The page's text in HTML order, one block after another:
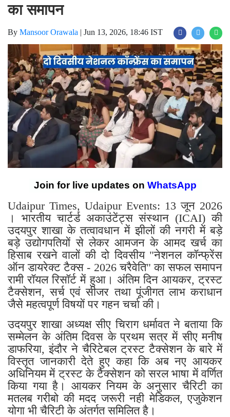
का समापन
By Mansoor Orawala | Jun 13, 2026, 18:46 IST
Join for live updates on WhatsApp
Udaipur Times, Udaipur Events: 13 जून 2026
। भारतीय चार्टर्ड अकाउंटेंट्स संस्थान (ICAI) की
उदयपुर शाखा के तत्वावधान में झीलों की नगरी में बड़े
बड़े उद्योगपतियों से लेकर आमजन के आमद खर्च का
हिसाब रखने वालों की दो दिवसीय "नेशनल कॉन्फ्रेंस
ऑन डायरेक्ट टैक्स - 2026 चरैवेति" का सफल समापन
रामी रॉयल रिसॉर्ट में हुआ। अंतिम दिन आयकर, ट्रस्ट
टैक्सेशन, सर्च एवं सीजर तथा पूंजीगत लाभ कराधान
जैसे महत्वपूर्ण विषयों पर गहन चर्चा की।
उदयपुर शाखा अध्यक्ष सीए चिराग धर्मावत ने बताया कि
सम्मेलन के अंतिम दिवस के प्रथम सत्र में सीए मनीष
डाफरिया, इंदौर ने चैरिटेबल ट्रस्ट टैक्सेशन के बारे में
विस्तृत जानकारी देते हुए कहा कि अब नए आयकर
अधिनियम में ट्रस्ट के टैक्सेशन को सरल भाषा में वर्णित
किया गया है। आयकर नियम के अनुसार चैरिटी का
मतलब गरीबो की मदद जरूरी नही मेडिकल, एजुकेशन
योगा भी चैरिटी के अंतर्गत समिलित है।